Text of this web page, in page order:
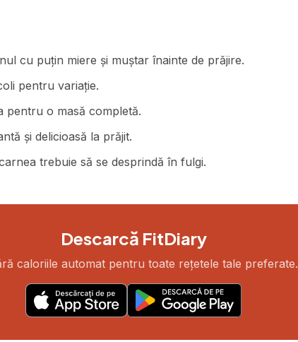
cu puțin miere și muștar înainte de prăjire.
pentru variație.
pentru o masă completă.
și delicioasă la prăjit.
trebuie să se desprindă în fulgi.
Descarcă FitDiary
caloriile automat pentru toate rețetele tale preferate.